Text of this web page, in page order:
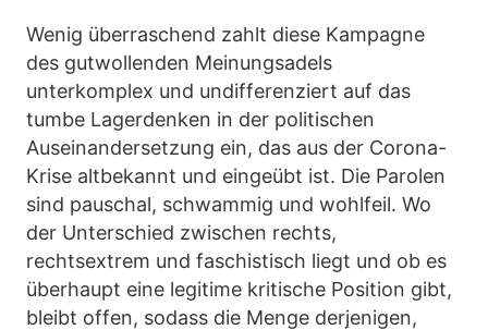
Wenig überraschend zahlt diese Kampagne
des gutwollenden Meinungsadels
unterkomplex und undifferenziert auf das
tumbe Lagerdenken in der politischen
Auseinandersetzung ein, das aus der Corona-
Krise altbekannt und eingeübt ist. Die Parolen
sind pauschal, schwammig und wohlfeil. Wo
der Unterschied zwischen rechts,
rechtsextrem und faschistisch liegt und ob es
überhaupt eine legitime kritische Position gibt,
bleibt offen, sodass die Menge derjenigen,